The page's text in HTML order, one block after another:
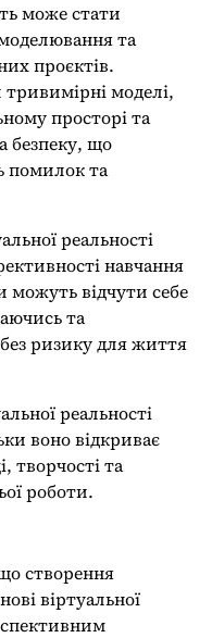
може стати
та
проєктів.
моделі,
просторі та
безпеку, що
помилок та
реальності
навчання
можуть відчути себе
та
ризику для життя
реальності
воно відкриває
творчості та
роботи.
створення
віртуальної